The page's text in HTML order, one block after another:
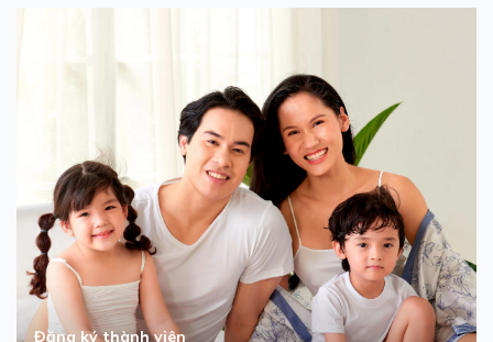
Đăng ký thành viên